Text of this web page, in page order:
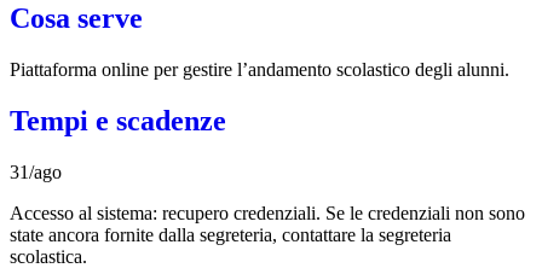
Cosa serve
Piattaforma online per gestire l’andamento scolastico degli alunni.
Tempi e scadenze
31/ago
Accesso al sistema: recupero credenziali. Se le credenziali non sono
state ancora fornite dalla segreteria, contattare la segreteria
scolastica.